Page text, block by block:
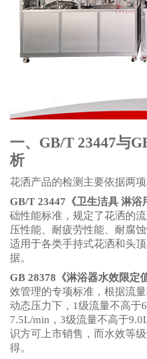
一、 GB/T 23447与
析
花洒产品的检测主要依据两
GB/T 23447《卫生洁具 淋浴
础性能标准，规定了花洒的
压性能、耐疲劳性能、耐腐
适用于各类手持式花洒和头
据。
GB 28378《淋浴器水效限定
效管理的专项标准，根据流
动态压力下，1级流量不高于
7.5L/min，3级流量不高于
识方可上市销售，而水效等
得。